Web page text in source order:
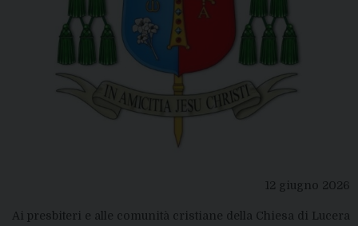
12 giugno 2026
Ai presbiteri e alle comunità cristiane della Chiesa di Lucera